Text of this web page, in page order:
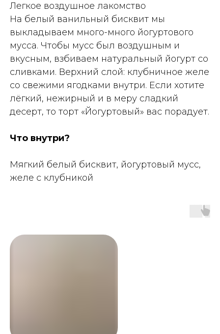
Легкое воздушное лакомство
На белый ванильный бисквит мы
выкладываем много-много йогуртового
мусса. Чтобы мусс был воздушным и
вкусным, взбиваем натуральный йогурт со
сливками. Верхний слой: клубничное желе
со свежими ягодками внутри. Если хотите
лёгкий, нежирный и в меру сладкий
десерт, то торт «Йогуртовый» вас порадует.
Что внутри?
Мягкий белый бисквит, йогуртовый мусс,
желе с клубникой